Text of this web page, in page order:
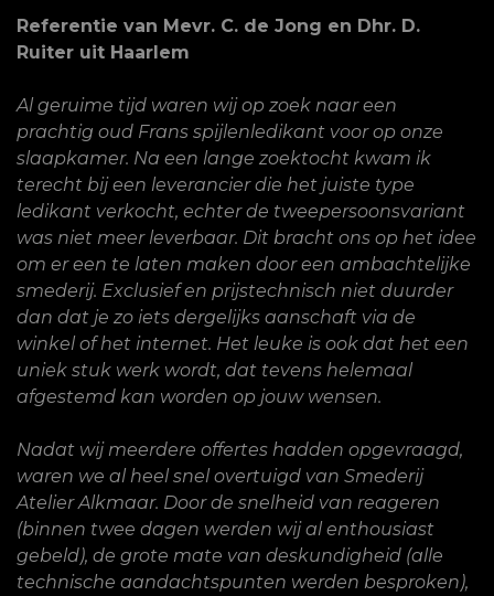
Referentie van Mevr. C. de Jong en Dhr. D.
Ruiter uit Haarlem
Al geruime tijd waren wij op zoek naar een
prachtig oud Frans spijlenledikant voor op onze
slaapkamer. Na een lange zoektocht kwam ik
terecht bij een leverancier die het juiste type
ledikant verkocht, echter de tweepersoonsvariant
was niet meer leverbaar. Dit bracht ons op het idee
om er een te laten maken door een ambachtelijke
smederij. Exclusief en prijstechnisch niet duurder
dan dat je zo iets dergelijks aanschaft via de
winkel of het internet. Het leuke is ook dat het een
uniek stuk werk wordt, dat tevens helemaal
afgestemd kan worden op jouw wensen.
Nadat wij meerdere offertes hadden opgevraagd,
waren we al heel snel overtuigd van Smederij
Atelier Alkmaar. Door de snelheid van reageren
(binnen twee dagen werden wij al enthousiast
gebeld), de grote mate van deskundigheid (alle
technische aandachtspunten werden besproken),